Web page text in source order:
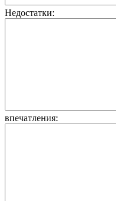
Недостатки:
впечатления: